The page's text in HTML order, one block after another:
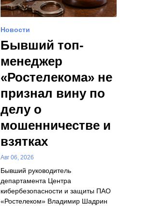
Новости
Бывший топ-
менеджер
«Ростелекома» не
признал вину по
делу о
мошенничестве и
взятках
Авг 06, 2026
Бывший руководитель
департамента Центра
кибербезопасности и защиты ПАО
«Ростелеком» Владимир Шадрин